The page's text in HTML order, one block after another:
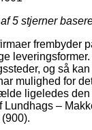
5 stjerner
frembyder
og så
mulighed for
ligeledes
Lundhags –